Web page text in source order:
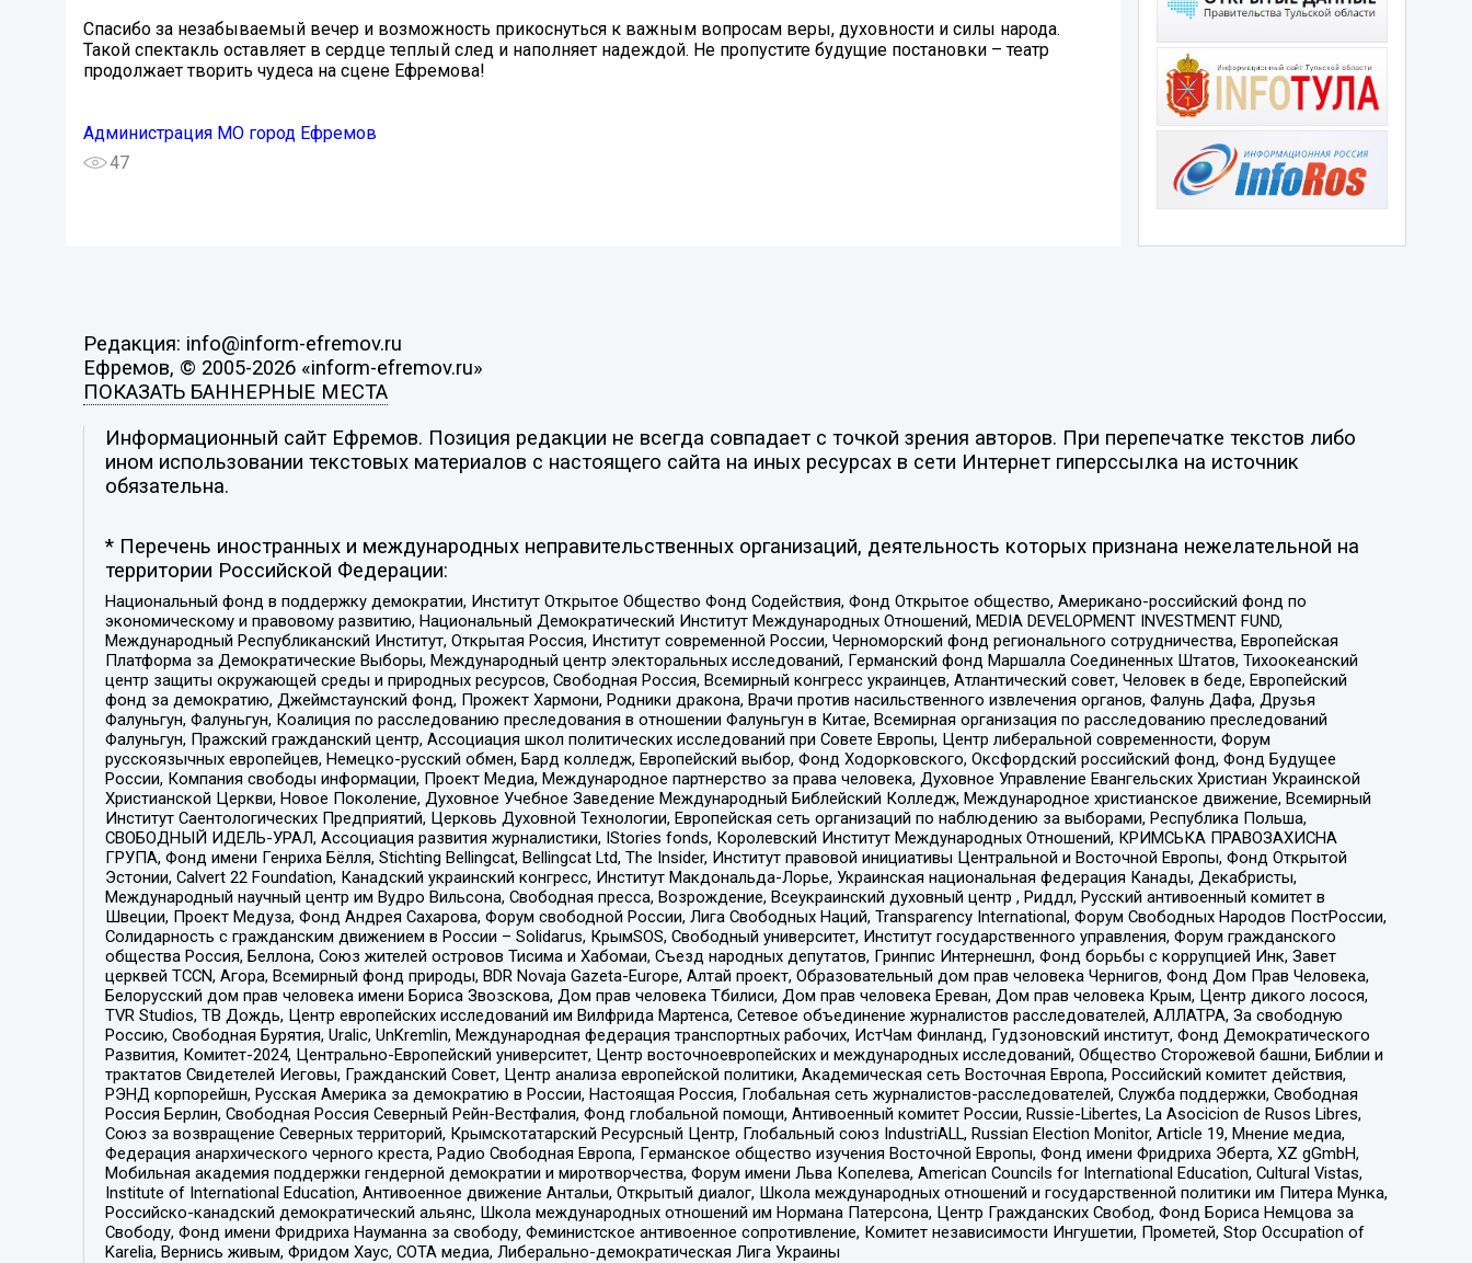
Спасибо за незабываемый вечер и возможность прикоснуться к важным вопросам веры, духовности и силы народа.
Такой спектакль оставляет в сердце теплый след и наполняет надеждой. Не пропустите будущие постановки – театр
продолжает творить чудеса на сцене Ефремова!
Администрация МО город Ефремов
47
Редакция: info@inform-efremov.ru
Ефремов, © 2005-2026 «inform-efremov.ru»
ПОКАЗАТЬ БАННЕРНЫЕ МЕСТА
Информационный сайт Ефремов. Позиция редакции не всегда совпадает с точкой зрения авторов. При перепечатке текстов либо
ином использовании текстовых материалов с настоящего сайта на иных ресурсах в сети Интернет гиперссылка на источник
обязательна.
* Перечень иностранных и международных неправительственных организаций, деятельность которых признана нежелательной на
территории Российской Федерации:
Национальный фонд в поддержку демократии, Институт Открытое Общество Фонд Содействия, Фонд Открытое общество, Американо-российский фонд по
экономическому и правовому развитию, Национальный Демократический Институт Международных Отношений, MEDIA DEVELOPMENT INVESTMENT FUND,
Международный Республиканский Институт, Открытая Россия, Институт современной России, Черноморский фонд регионального сотрудничества, Европейская
Платформа за Демократические Выборы, Международный центр электоральных исследований, Германский фонд Маршалла Соединенных Штатов, Тихоокеанский
центр защиты окружающей среды и природных ресурсов, Свободная Россия, Всемирный конгресс украинцев, Атлантический совет, Человек в беде, Европейский
фонд за демократию, Джеймстаунский фонд, Прожект Хармони, Родники дракона, Врачи против насильственного извлечения органов, Фалунь Дафа, Друзья
Фалуньгун, Фалуньгун, Коалиция по расследованию преследования в отношении Фалуньгун в Китае, Всемирная организация по расследованию преследований
Фалуньгун, Пражский гражданский центр, Ассоциация школ политических исследований при Совете Европы, Центр либеральной современности, Форум
русскоязычных европейцев, Немецко-русский обмен, Бард колледж, Европейский выбор, Фонд Ходорковского, Оксфордский российский фонд, Фонд Будущее
России, Компания свободы информации, Проект Медиа, Международное партнерство за права человека, Духовное Управление Евангельских Христиан Украинской
Христианской Церкви, Новое Поколение, Духовное Учебное Заведение Международный Библейский Колледж, Международное христианское движение, Всемирный
Институт Саентологических Предприятий, Церковь Духовной Технологии, Европейская сеть организаций по наблюдению за выборами, Республика Польша,
СВОБОДНЫЙ ИДЕЛЬ-УРАЛ, Ассоциация развития журналистики, IStories fonds, Королевский Институт Международных Отношений, КРИМСЬКА ПРАВОЗАХИСНА
ГРУПА, Фонд имени Генриха Бёлля, Stichting Bellingcat, Bellingcat Ltd, The Insider, Институт правовой инициативы Центральной и Восточной Европы, Фонд Открытой
Эстонии, Calvert 22 Foundation, Канадский украинский конгресс, Институт Макдональда-Лорье, Украинская национальная федерация Канады, Декабристы,
Международный научный центр им Вудро Вильсона, Свободная пресса, Возрождение, Всеукраинский духовный центр , Риддл, Русский антивоенный комитет в
Швеции, Проект Медуза, Фонд Андрея Сахарова, Форум свободной России, Лига Свободных Наций, Transparеncy International, Форум Свободных Народов ПостРоссии,
Солидарность с гражданским движением в России – Solidarus, КрымSOS, Свободный университет, Институт государственного управления, Форум гражданского
общества Россия, Беллона, Союз жителей островов Тисима и Хабомаи, Съезд народных депутатов, Гринпис Интернешнл, Фонд борьбы с коррупцией Инк, Завет
церквей TCCN, Агора, Всемирный фонд природы, BDR Novaja Gazeta-Europe, Алтай проект, Образовательный дом прав человека Чернигов, Фонд Дом Прав Человека,
Белорусский дом прав человека имени Бориса Звозскова, Дом прав человека Тбилиси, Дом прав человека Ереван, Дом прав человека Крым, Центр дикого лосося,
TVR Studios, ТВ Дождь, Центр европейских исследований им Вилфрида Мартенса, Сетевое объединение журналистов расследователей, АЛЛАТРА, За свободную
Россию, Свободная Бурятия, Uralic, UnKremlin, Международная федерация транспортных рабочих, ИстЧам Финланд, Гудзоновский институт, Фонд Демократического
Развития, Комитет-2024, Центрально-Европейский университет, Центр восточноевропейских и международных исследований, Общество Сторожевой башни, Библии и
трактатов Свидетелей Иеговы, Гражданский Совет, Центр анализа европейской политики, Академическая сеть Восточная Европа, Российский комитет действия,
РЭНД корпорейшн, Русская Америка за демократию в России, Настоящая Россия, Глобальная сеть журналистов-расследователей, Служба поддержки, Свободная
Россия Берлин, Свободная Россия Северный Рейн-Вестфалия, Фонд глобальной помощи, Антивоенный комитет России, Russie-Libertes, La Asocicion de Rusos Libres,
Союз за возвращение Северных территорий, Крымскотатарский Ресурсный Центр, Глобальный союз IndustriALL, Russian Election Monitor, Article 19, Мнение медиа,
Федерация анархического черного креста, Радио Свободная Европа, Германское общество изучения Восточной Европы, Фонд имени Фридриха Эберта, XZ gGmbH,
Мобильная академия поддержки гендерной демократии и миротворчества, Форум имени Льва Копелева, American Councils for International Education, Cultural Vistas,
Institute of International Education, Антивоенное движение Антальи, Открытый диалог, Школа международных отношений и государственной политики им Питера Мунка,
Российско-канадский демократический альянс, Школа международных отношений им Нормана Патерсона, Центр Гражданских Свобод, Фонд Бориса Немцова за
Свободу, Фонд имени Фридриха Науманна за свободу, Феминистское антивоенное сопротивление, Комитет независимости Ингушетии, Прометей, Stop Occupation of
Karelia, Вернись живым, Фридом Хаус, СОТА медиа, Либерально-демократическая Лига Украины